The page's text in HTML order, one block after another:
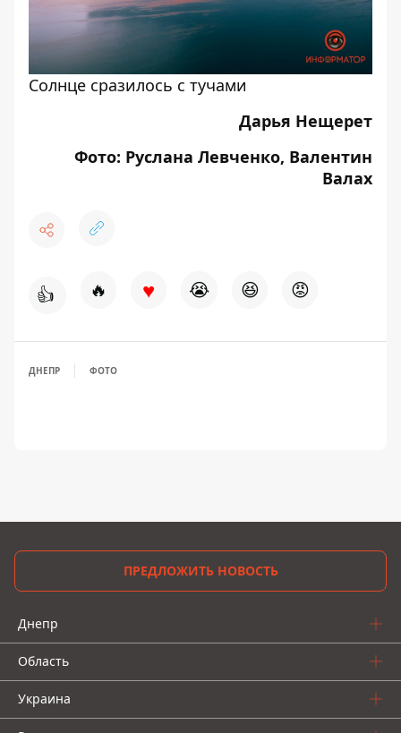
Солнце сразилось с тучами
Дарья Нещерет
Фото: Руслана Левченко, Валентин
Валах
👍 🔥 ♥ 😭 😆 😡
ДНЕПР ФОТО
ПРЕДЛОЖИТЬ НОВОСТЬ
Днепр
Область
Украина